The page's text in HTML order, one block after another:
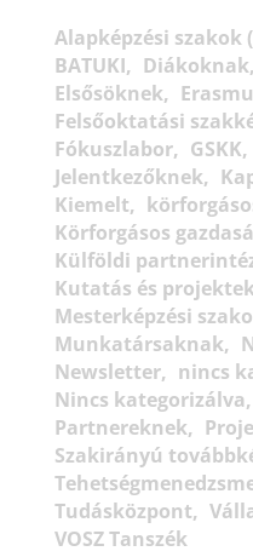
Alapképzési szakok
BATUKI
Diákoknak
Elsősöknek
Felsőoktatási
Fókuszlabor
GSKK
Jelentkezőknek
Kiemelt
Körforgásos
Külföldi
Kutatás és
Mesterképzési
Munkatársaknak
Newsletter
nincs
Nincs kategorizálva
Partnereknek
Szakirányú
Tudásközpont
VOSZ Tanszék